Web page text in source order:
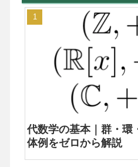
代数学の基本｜群・環
体例をゼロから解説